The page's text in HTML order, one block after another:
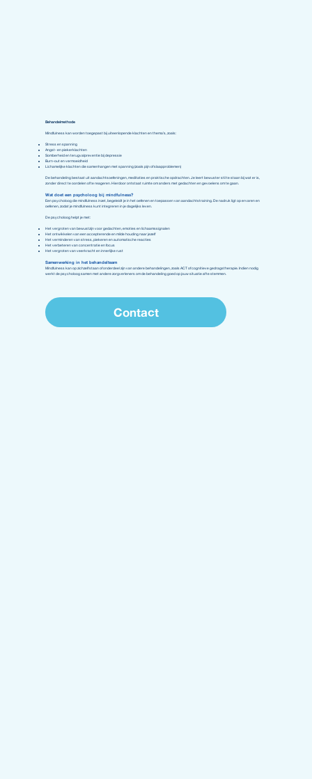
Behandelmethode
Mindfulness kan worden toegepast bij uiteenlopende klachten en thema’s, zoals:
Stress en spanning
Angst- en piekerklachten
Somberheid en terugvalpreventie bij depressie
Burn-out en vermoeidheid
Lichamelijke klachten die samenhangen met spanning (zoals pijn of slaapproblemen)
De behandeling bestaat uit aandachtsoefeningen, meditaties en praktische opdrachten. Je leert bewuster stil te staan bij wat er is,
zonder direct te oordelen of te reageren. Hierdoor ontstaat ruimte om anders met gedachten en gevoelens om te gaan.
Wat doet een psycholoog bij mindfulness?
Een psycholoog die mindfulness inzet, begeleidt je in het oefenen en toepassen van aandachtstraining. De nadruk ligt op ervaren en
oefenen, zodat je mindfulness kunt integreren in je dagelijks leven.
De psycholoog helpt je met:
Het vergroten van bewustzijn voor gedachten, emoties en lichaamssignalen
Het ontwikkelen van een accepterende en milde houding naar jezelf
Het verminderen van stress, piekeren en automatische reacties
Het verbeteren van concentratie en focus
Het vergroten van veerkracht en innerlijke rust
Samenwerking in het behandelteam
Mindfulness kan op zichzelf staan of onderdeel zijn van andere behandelingen, zoals ACT of cognitieve gedragstherapie. Indien nodig
werkt de psycholoog samen met andere zorgverleners om de behandeling goed op jouw situatie af te stemmen.
Contact